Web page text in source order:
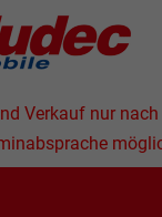
Verkauf nur